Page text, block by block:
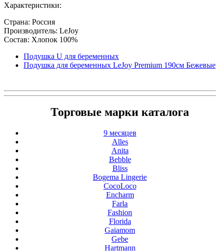
Характеристики:
Страна: Россия
Производитель: LeJoy
Состав: Хлопок 100%
Подушка U для беременных
Подушка для беременных LeJoy Premium 190см Бежевые
Торговые марки каталога
9 месяцев
Alles
Anita
Bebble
Bliss
Bogema Lingerie
CocoLoco
Encharm
Farla
Fashion
Florida
Gaiamom
Gebe
Hartmann